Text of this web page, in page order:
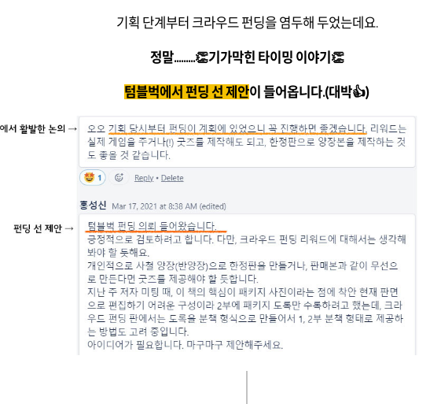
기획 단계부터 크라우드 펀딩을 염두해 두었는데요.
정말.........👏기가막힌 타이밍 이야기👏
텀블벅에서 펀딩 선 제안이 들어옵니다.(대박👍)